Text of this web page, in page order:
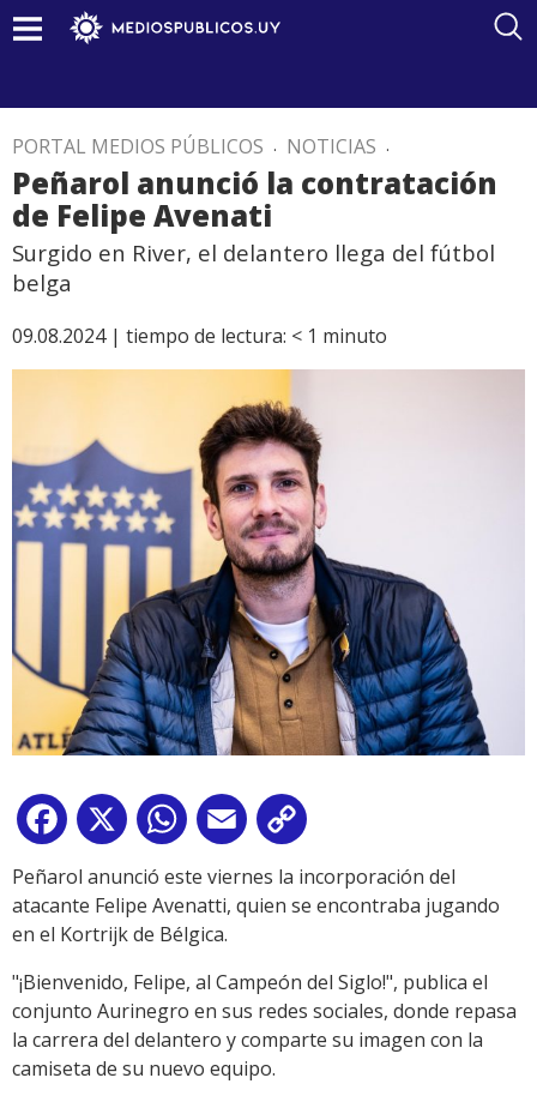
PORTAL MEDIOS PÚBLICOS . NOTICIAS .
Peñarol anunció la contratación
de Felipe Avenati
Surgido en River, el delantero llega del fútbol
belga
09.08.2024 | tiempo de lectura: < 1 minuto
Facebook
X WhatsApp
Email
Link
Peñarol anunció este viernes la incorporación del
atacante Felipe Avenatti, quien se encontraba jugando
en el Kortrijk de Bélgica.
"¡Bienvenido, Felipe, al Campeón del Siglo!", publica el
conjunto Aurinegro en sus redes sociales, donde repasa
la carrera del delantero y comparte su imagen con la
camiseta de su nuevo equipo.